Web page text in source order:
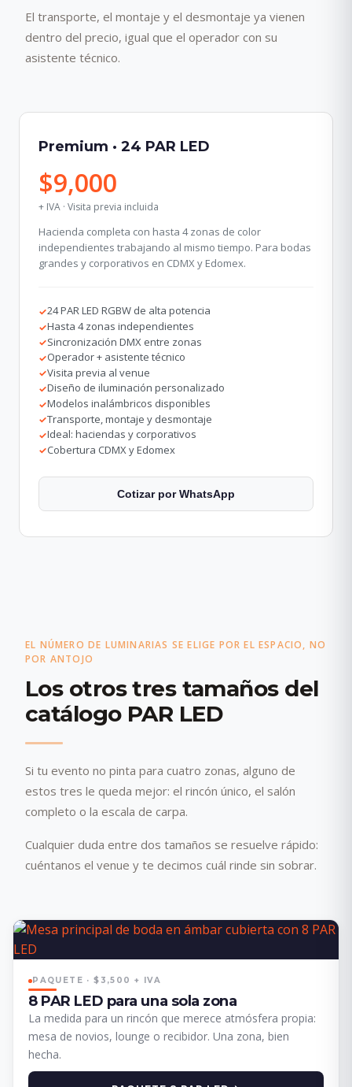
El transporte, el montaje y el desmontaje ya vienen
dentro del precio, igual que el operador con su
asistente técnico.
Premium · 24 PAR LED
$9,000
+ IVA · Visita previa incluida
Hacienda completa con hasta 4 zonas de color
independientes trabajando al mismo tiempo. Para bodas
grandes y corporativos en CDMX y Edomex.
✓24 PAR LED RGBW de alta potencia
✓Hasta 4 zonas independientes
✓Sincronización DMX entre zonas
✓Operador + asistente técnico
✓Visita previa al venue
✓Diseño de iluminación personalizado
✓Modelos inalámbricos disponibles
✓Transporte, montaje y desmontaje
✓Ideal: haciendas y corporativos
✓Cobertura CDMX y Edomex
Cotizar por WhatsApp
EL NÚMERO DE LUMINARIAS SE ELIGE POR EL ESPACIO, NO
POR ANTOJO
Los otros tres tamaños del
catálogo PAR LED
Si tu evento no pinta para cuatro zonas, alguno de
estos tres le queda mejor: el rincón único, el salón
completo o la escala de carpa.
Cualquier duda entre dos tamaños se resuelve rápido:
cuéntanos el venue y te decimos cuál rinde sin sobrar.
PAQUETE · $3,500 + IVA
8 PAR LED para una sola zona
La medida para un rincón que merece atmósfera propia:
mesa de novios, lounge o recibidor. Una zona, bien
hecha.